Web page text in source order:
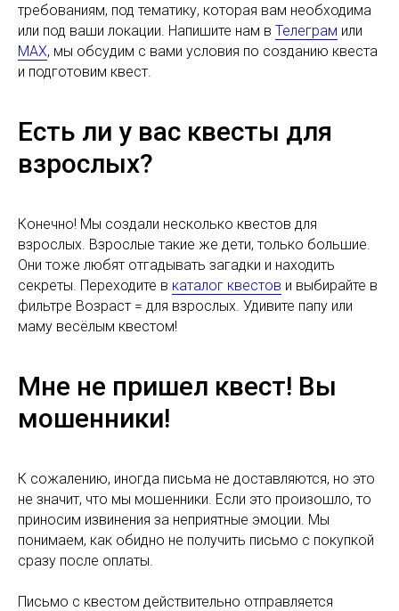
требованиям, под тематику, которая вам необходима
или под ваши локации. Напишите нам в Телеграм или
MAX, мы обсудим с вами условия по созданию квеста
и подготовим квест.
Есть ли у вас квесты для
взрослых?
Конечно! Мы создали несколько квестов для
взрослых. Взрослые такие же дети, только большие.
Они тоже любят отгадывать загадки и находить
секреты. Переходите в каталог квестов и выбирайте в
фильтре Возраст = для взрослых. Удивите папу или
маму весёлым квестом!
Мне не пришел квест! Вы
мошенники!
К сожалению, иногда письма не доставляются, но это
не значит, что мы мошенники. Если это произошло, то
приносим извинения за неприятные эмоции. Мы
понимаем, как обидно не получить письмо с покупкой
сразу после оплаты.
Письмо с квестом действительно отправляется